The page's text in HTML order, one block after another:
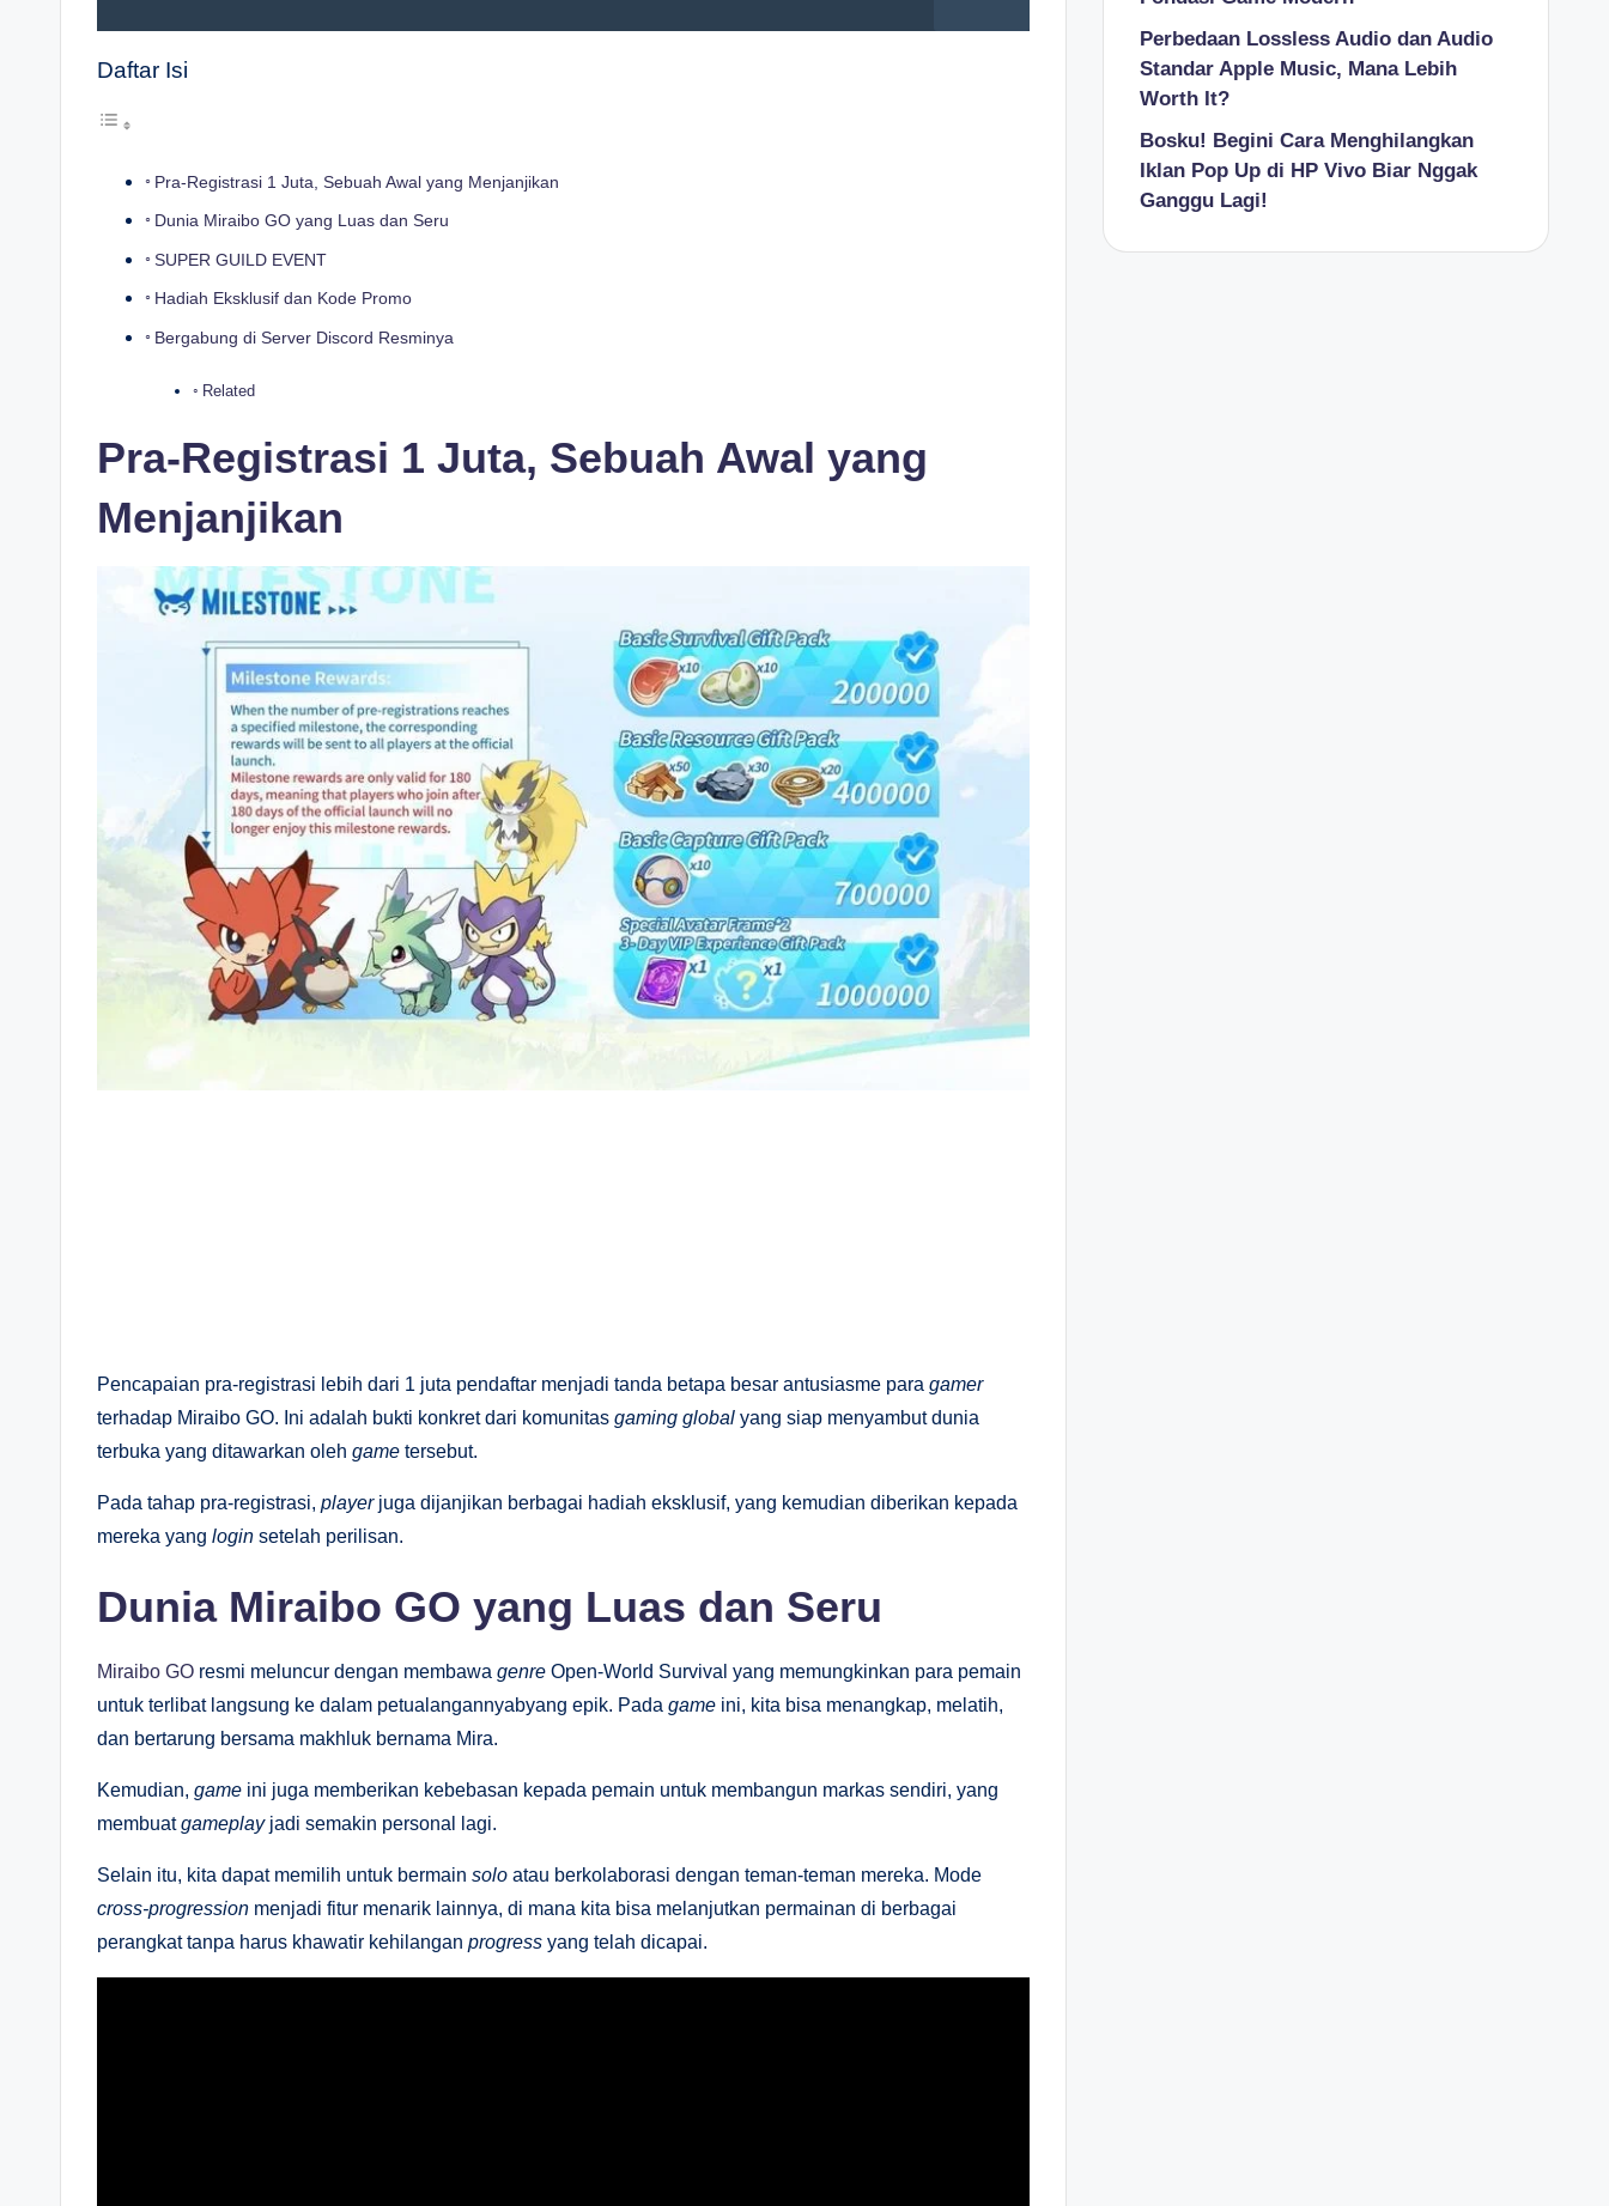
Daftar Isi
Pra-Registrasi 1 Juta, Sebuah Awal yang Menjanjikan
Dunia Miraibo GO yang Luas dan Seru
SUPER GUILD EVENT
Hadiah Eksklusif dan Kode Promo
Bergabung di Server Discord Resminya
Related
Pra-Registrasi 1 Juta, Sebuah Awal yang
Menjanjikan
Pencapaian pra-registrasi lebih dari 1 juta pendaftar menjadi tanda betapa besar antusiasme para gamer
terhadap Miraibo GO. Ini adalah bukti konkret dari komunitas gaming global yang siap menyambut dunia
terbuka yang ditawarkan oleh game tersebut.
Pada tahap pra-registrasi, playerjuga dijanjikan berbagai hadiah eksklusif, yang kemudian diberikan kepada
mereka yang login setelah perilisan.
Dunia Miraibo GO yang Luas dan Seru
Miraibo GO resmi meluncur dengan membawa genre Open-World Survival yang memungkinkan para pemain
untuk terlibat langsung ke dalam petualangannyabyang epik. Pada game ini, kita bisa menangkap, melatih,
dan bertarung bersama makhluk bernama Mira.
Kemudian, game ini juga memberikan kebebasan kepada pemain untuk membangun markas sendiri, yang
membuatgameplay jadi semakin personal lagi.
Selain itu, kita dapat memilih untuk bermain solo atau berkolaborasi dengan teman-teman mereka. Mode
cross-progression menjadi fitur menarik lainnya, di mana kita bisa melanjutkan permainan di berbagai
perangkat tanpa harus khawatir kehilangan progress yang telah dicapai.
Perbedaan Lossless Audio dan Audio
Standar Apple Music, Mana Lebih
Worth It?
Bosku! Begini Cara Menghilangkan
Iklan Pop Up di HP Vivo Biar Nggak
Ganggu Lagi!